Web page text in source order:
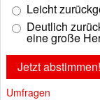
Leicht
Deutlich
eine große
Umfragen